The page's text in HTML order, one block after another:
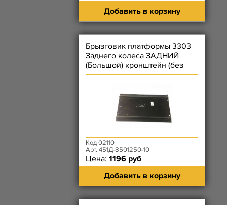
Добавить в корзину
Брызговик платформы 3303
Заднего колеса ЗАДНИЙ
(Большой) кронштейн (без
резинового брызговика)
Код 02110
Арт. 451Д-8501250-10
Цена: 1196 руб
Добавить в корзину